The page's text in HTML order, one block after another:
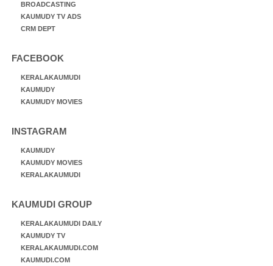
BROADCASTING
KAUMUDY TV ADS
CRM DEPT
FACEBOOK
KERALAKAUMUDI
KAUMUDY
KAUMUDY MOVIES
INSTAGRAM
KAUMUDY
KAUMUDY MOVIES
KERALAKAUMUDI
KAUMUDI GROUP
KERALAKAUMUDI DAILY
KAUMUDY TV
KERALAKAUMUDI.COM
KAUMUDI.COM